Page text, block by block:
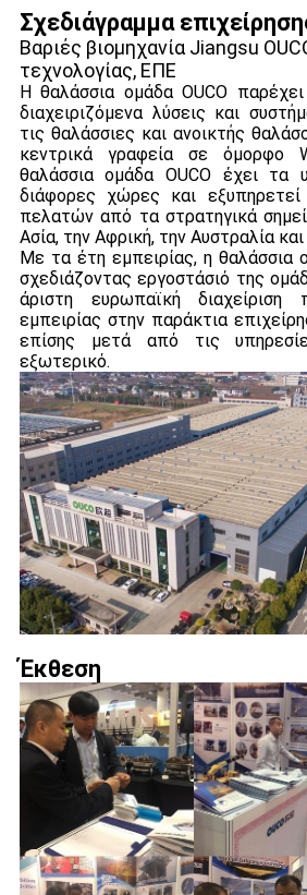
Σχεδιάγραμμα
Βαριές βιομηχανία Jiangsu
τεχνολογίας, ΕΠΕ
Η θαλάσσια ομάδα OUCO
διαχειριζόμενα λύσεις και
τις θαλάσσιες και ανοικτής
κεντρικά γραφεία σε όμορφο
θαλάσσια ομάδα OUCO έχει τα
διάφορες χώρες και
πελατών από τα στρατηγικά
Ασία, την Αφρική, την Αυστραλία
Με τα έτη εμπειρίας, η θαλάσσια
σχεδιάζοντας εργοστάσιό της
άριστη ευρωπαϊκή
εμπειρίας στην παράκτια
επίσης μετά από τις
εξωτερικό.
Έκθεση